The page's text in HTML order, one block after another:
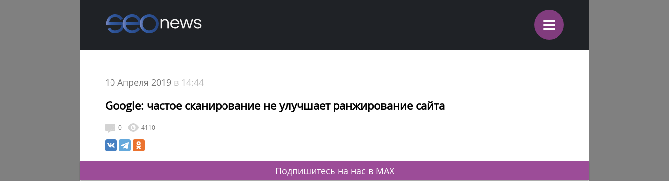
≡
10 Апреля 2019 в 14:44
Google: частое сканирование не улучшает ранжирование сайта
0 4110
Подпишитесь на нас в MAX